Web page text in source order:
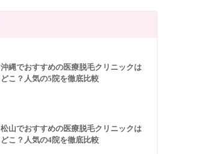
沖縄でおすすめの医療脱毛クリニックは
どこ？人気の5院を徹底比較
松山でおすすめの医療脱毛クリニックは
どこ？人気の4院を徹底比較